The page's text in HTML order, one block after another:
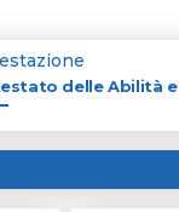
delle Abilità e